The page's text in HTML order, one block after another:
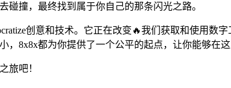
碰撞，最终找到属于你自己的那条闪光之路。
创意和技术。它正在改变🔥我们获取和使用数
8x8x都为你提供了一个公平的起点，让你能够在
旅吧！